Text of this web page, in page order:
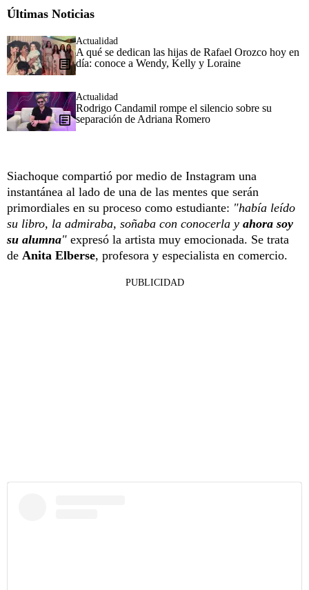
Últimas Noticias
Actualidad
A qué se dedican las hijas de Rafael Orozco hoy en
día: conoce a Wendy, Kelly y Loraine
Actualidad
Rodrigo Candamil rompe el silencio sobre su
separación de Adriana Romero
Siachoque compartió por medio de Instagram una
instantánea al lado de una de las mentes que serán
primordiales en su proceso como estudiante: "había leído
su libro, la admiraba, soñaba con conocerla y ahora soy
su alumna" expresó la artista muy emocionada. Se trata
de Anita Elberse, profesora y especialista en comercio.
PUBLICIDAD